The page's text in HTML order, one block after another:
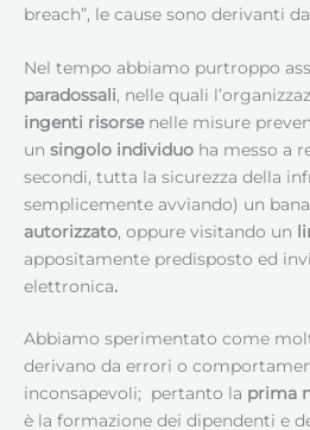
breach”, le cause sono derivanti
Nel tempo abbiamo purtroppo
paradossali, nelle quali
ingenti risorsenelle misure
un singolo individuo ha messo a
secondi, tutta la sicurezza della
semplicemente avviando) un
autorizzato, oppure visitando un
appositamente predisposto ed
elettronica.
Abbiamo sperimentato come
derivano da errori o
inconsapevoli; pertanto la prima
è la formazione dei dipendenti e